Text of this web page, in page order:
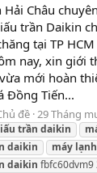
Châu
trần Daikin
tại TP
nay, xin giới
mới hoàn
Đồng Tiến...
đề 29 Tháng
trần daikin
daikin máy lạnh
daikin fbfc60dvm9